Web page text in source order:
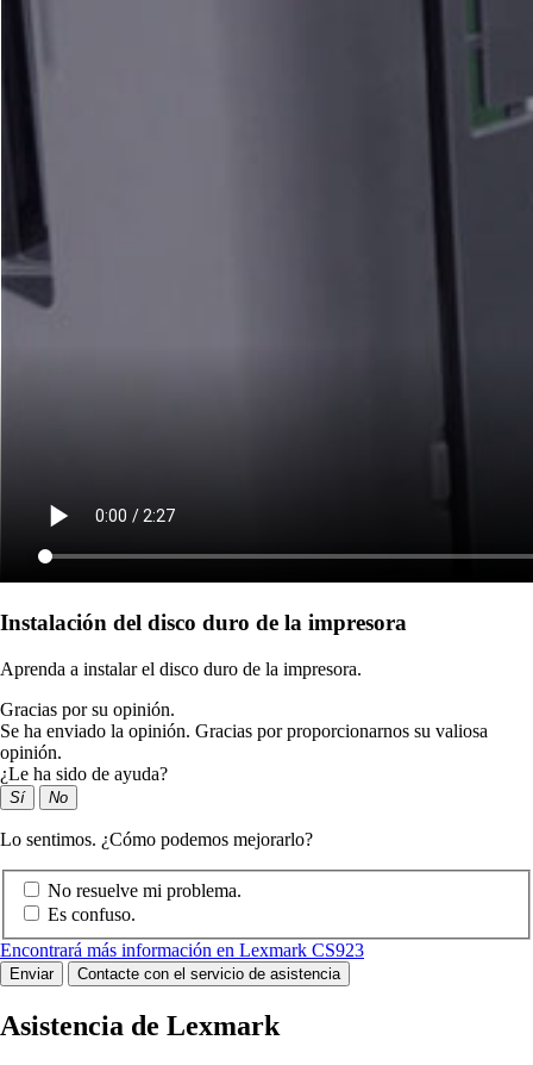
Instalación del disco duro de la impresora
Aprenda a instalar el disco duro de la impresora.
Gracias por su opinión.
Se ha enviado la opinión. Gracias por proporcionarnos su valiosa
opinión.
¿Le ha sido de ayuda?
Sí No
Lo sentimos. ¿Cómo podemos mejorarlo?
No resuelve mi problema.
Es confuso.
Encontrará más información en Lexmark CS923
Enviar Contacte con el servicio de asistencia
Asistencia de Lexmark